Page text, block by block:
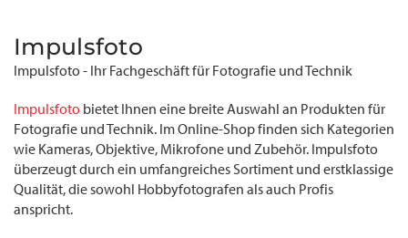
Impulsfoto
Impulsfoto - Ihr Fachgeschäft für Fotografie und Technik
Impulsfoto bietet Ihnen eine breite Auswahl an Produkten für
Fotografie und Technik. Im Online-Shop finden sich Kategorien
wie Kameras, Objektive, Mikrofone und Zubehör. Impulsfoto
überzeugt durch ein umfangreiches Sortiment und erstklassige
Qualität, die sowohl Hobbyfotografen als auch Profis
anspricht.